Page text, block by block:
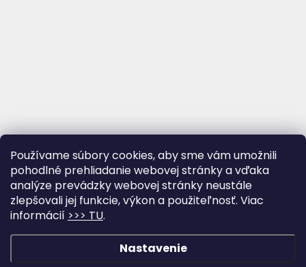
Používame súbory cookies, aby sme vám umožnili
pohodlné prehliadanie webovej stránky a vďaka
analýze prevádzky webovej stránky neustále
zlepšovali jej funkcie, výkon a použiteľnosť. Viac
informácií >>> TU.
Nastavenie
Vytvoril Shoptet &